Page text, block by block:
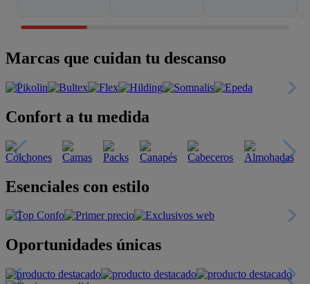
Marcas que cuidan tu descanso
Confort a tu medida
Esenciales con estilo
Oportunidades únicas